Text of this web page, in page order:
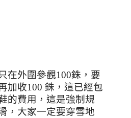
在外圍參觀100銖，要
加收100 銖，這已經包
的費用，這是強制規
，大家一定要穿雪地